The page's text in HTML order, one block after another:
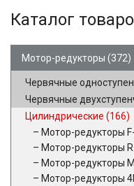
Каталог
Мотор-редукторы (372)
Червячные
Червячные
Цилиндрические (166)
Мотор-редукторы
Мотор-редукторы R
Мотор-редукторы
Мотор-редукторы